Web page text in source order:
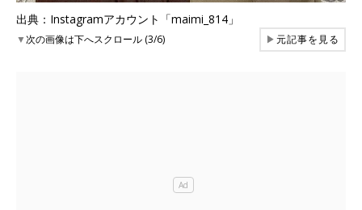
出典：Instagramアカウント「maimi_814」
▼次の画像は下へスクロール (3/6) ▶元記事を見る